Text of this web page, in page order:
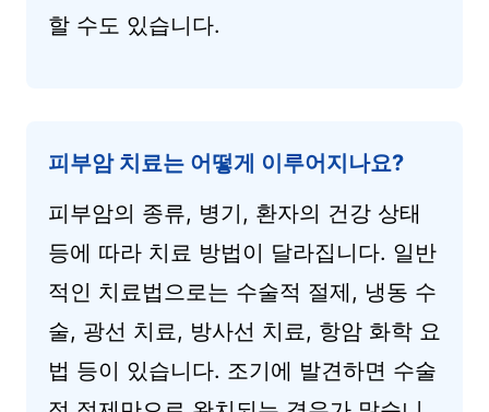
할 수도 있습니다.
피부암 치료는 어떻게 이루어지나요?
피부암의 종류, 병기, 환자의 건강 상태
등에 따라 치료 방법이 달라집니다. 일반
적인 치료법으로는 수술적 절제, 냉동 수
술, 광선 치료, 방사선 치료, 항암 화학 요
법 등이 있습니다. 조기에 발견하면 수술